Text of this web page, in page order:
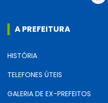
A PREFEITURA
HISTÓRIA
TELEFONES ÚTEIS
GALERIA DE EX-PREFEITOS